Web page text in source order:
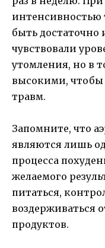
быть
чувствовали
утомления, но в
высокими, чтобы
травм.
Запомните, что
являются лишь
процесса
желаемого
питаться,
воздерживаться
продуктов.